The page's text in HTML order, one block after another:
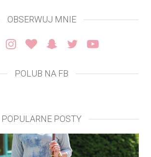
OBSERWUJ MNIE
POLUB NA FB
POPULARNE POSTY